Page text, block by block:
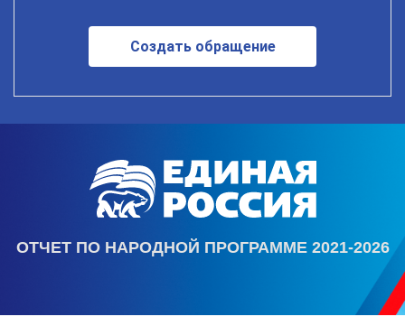
Создать обращение
ОТЧЕТ ПО НАРОДНОЙ ПРОГРАММЕ 2021-2026